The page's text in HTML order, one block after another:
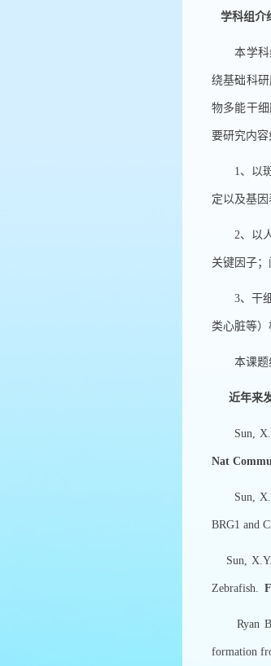
学科组介
本学科组
绕基础科
物多能干
要研究内容
1、以斑
定以及基
2、以人
关键因子
3、干细
类心脏等
本课题组
近年来
Sun, X.,
Nat
Sun,
BRG1 and
Sun, X.Y.,
Zebrafish.
Ryan
formation